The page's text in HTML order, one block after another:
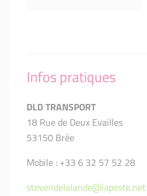
Infos pratiques
DLD TRANSPORT
18 Rue de Deux Evailles
53150 Brée
Mobile : +33 6 32 57 52 28
stevendelalande@laposte.net